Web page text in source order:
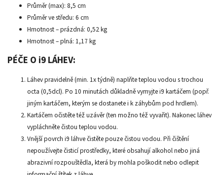
Průměr (max): 8,5 cm
Průměr ve středu: 6 cm
Hmotnost – prázdná: 0,52 kg
Hmotnost – plná: 1,17 kg
PÉČE O i9 LÁHEV:
Láhev pravidelně (min. 1x týdně) naplňte teplou vodou s trochou
octa (0,5dcl). Po 10 minutách důkladně vymyjte i9 kartáčem (popř.
jiným kartáčem, kterým se dostanete i k záhybům pod hrdlem).
Kartáčem očistěte též uzávěr (ten možno též vyvařit). Nakonec láhev
vypláchněte čistou teplou vodou.
Vnější povrch i9 láhve čistěte pouze čistou vodou. Při čištění
nepoužívejte čisticí prostředky, které obsahují alkohol nebo jiná
abrazivní rozpouštědla, která by mohla poškodit nebo odlepit